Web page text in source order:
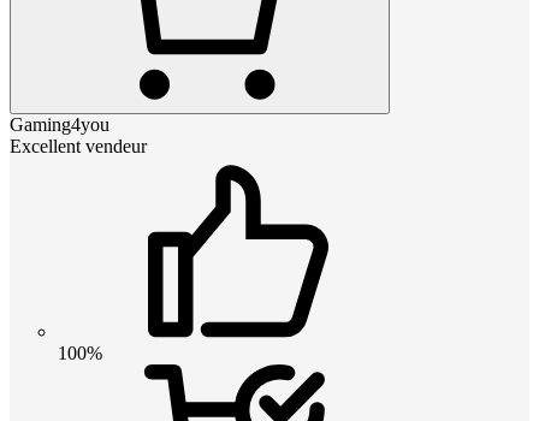
Gaming4you
Excellent vendeur
100%